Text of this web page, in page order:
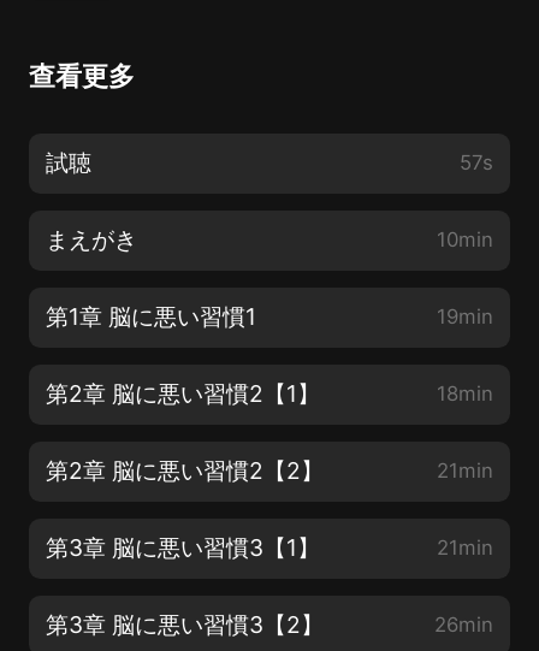
查看更多
試聴 57s
まえがき 10min
第1章 脳に悪い習慣1 19min
第2章 脳に悪い習慣2【1】 18min
第2章 脳に悪い習慣2【2】 21min
第3章 脳に悪い習慣3【1】 21min
第3章 脳に悪い習慣3【2】 26min